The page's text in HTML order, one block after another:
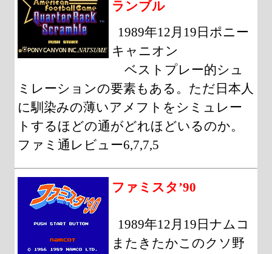
ランブル
1989年12月19日ポニー
キャニオン
ベストプレー的シュ
ミレーションの要素もある。ただ日本人
に馴染みの薄いアメフトをシミュレー
トするほどの通がどれほどいるのか。
ファミ通レビュー6,7,7,5
ファミスタ’90
1989年12月19日ナムコ
またきたかこのクソ野